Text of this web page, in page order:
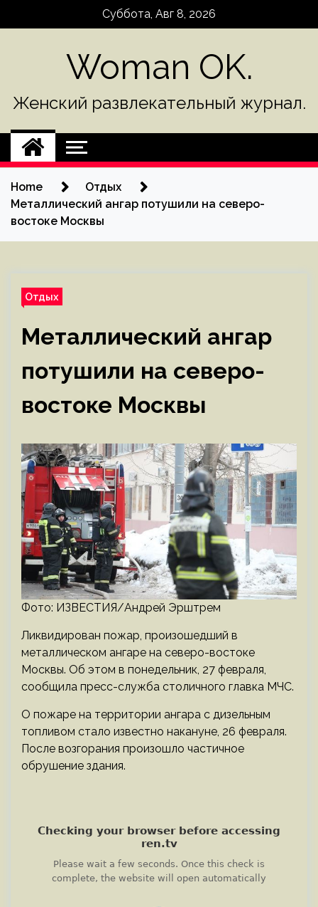
Суббота, Авг 8, 2026
Woman OK.
Женский развлекательный журнал.
Home
Отдых
Металлический ангар потушили на северо-
востоке Москвы
Отдых
Металлический ангар
потушили на северо-
востоке Москвы
Фото: ИЗВЕСТИЯ/Андрей Эрштрем
Ликвидирован пожар, произошедший в
металлическом ангаре на северо-востоке
Москвы. Об этом в понедельник, 27 февраля,
сообщила пресс-служба столичного главка МЧС.
О пожаре на территории ангара с дизельным
топливом стало известно накануне, 26 февраля.
После возгорания произошло частичное
обрушение здания.